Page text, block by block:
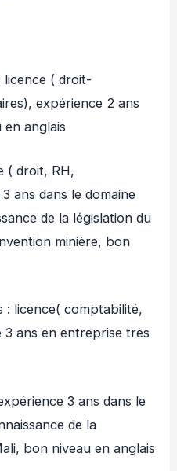
licence ( droit-
expérience 2 ans
anglais
( droit, RH,
ans dans le domaine
de la législation du
minière, bon
: licence( comptabilité,
ans en entreprise très
3 ans dans le
de la
bon niveau en anglais